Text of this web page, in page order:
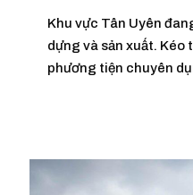
Khu vực Tân Uyên
dựng và sản xuất. Kéo
phương tiện chuyên